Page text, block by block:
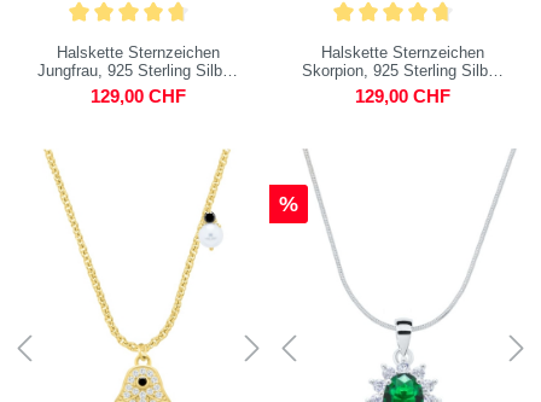
Halskette Sternzeichen
Jungfrau, 925 Sterling Silber,
vergoldet
129,00 CHF
Halskette Sternzeichen
Skorpion, 925 Sterling Silber,
vergoldet
129,00 CHF
%